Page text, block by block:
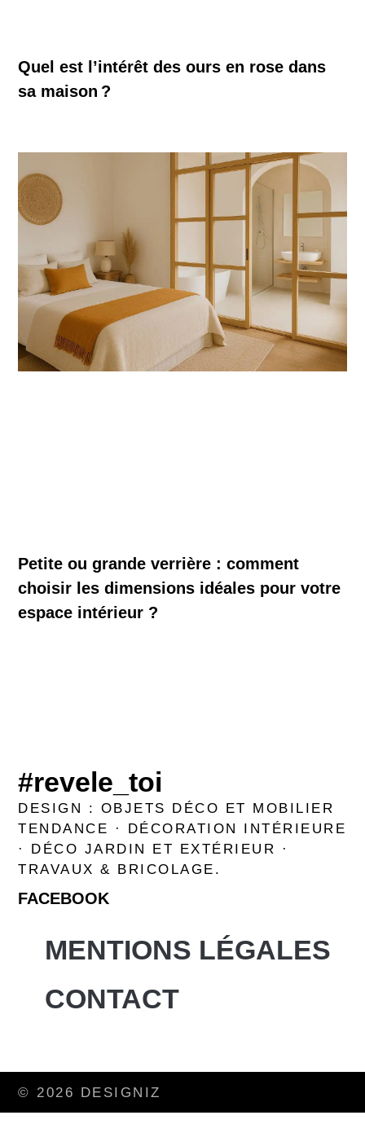
Quel est l’intérêt des ours en rose dans
sa maison ?
Petite ou grande verrière : comment
choisir les dimensions idéales pour votre
espace intérieur ?
#revele_toi
DESIGN : OBJETS DÉCO ET MOBILIER
TENDANCE · DÉCORATION INTÉRIEURE
· DÉCO JARDIN ET EXTÉRIEUR ·
TRAVAUX & BRICOLAGE.
FACEBOOK
MENTIONS LÉGALES
CONTACT
© 2026 DESIGNIZ